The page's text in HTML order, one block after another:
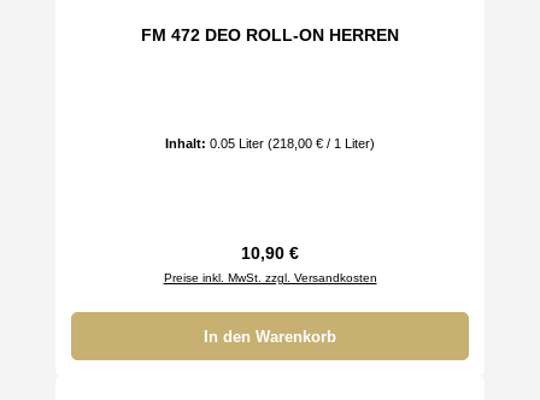
FM 472 DEO ROLL-ON HERREN
Inhalt: 0.05 Liter (218,00 € / 1 Liter)
Regulärer Preis:
10,90 €
Preise inkl. MwSt. zzgl. Versandkosten
In den Warenkorb